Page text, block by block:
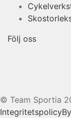
Följ oss
© Team Sportia
Integritetspolicy